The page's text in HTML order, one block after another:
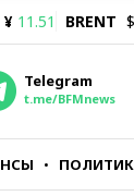
¥ 11.51 BRENT $
Telegram
t.me/BFMnews